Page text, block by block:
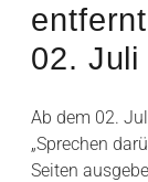
02. Juli
Ab dem 02.
„Sprechen
Seiten